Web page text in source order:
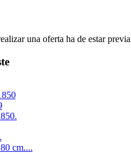
una oferta ha de estar
cm....